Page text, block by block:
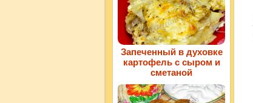
Запеченный в духовке
картофель с сыром и
сметаной